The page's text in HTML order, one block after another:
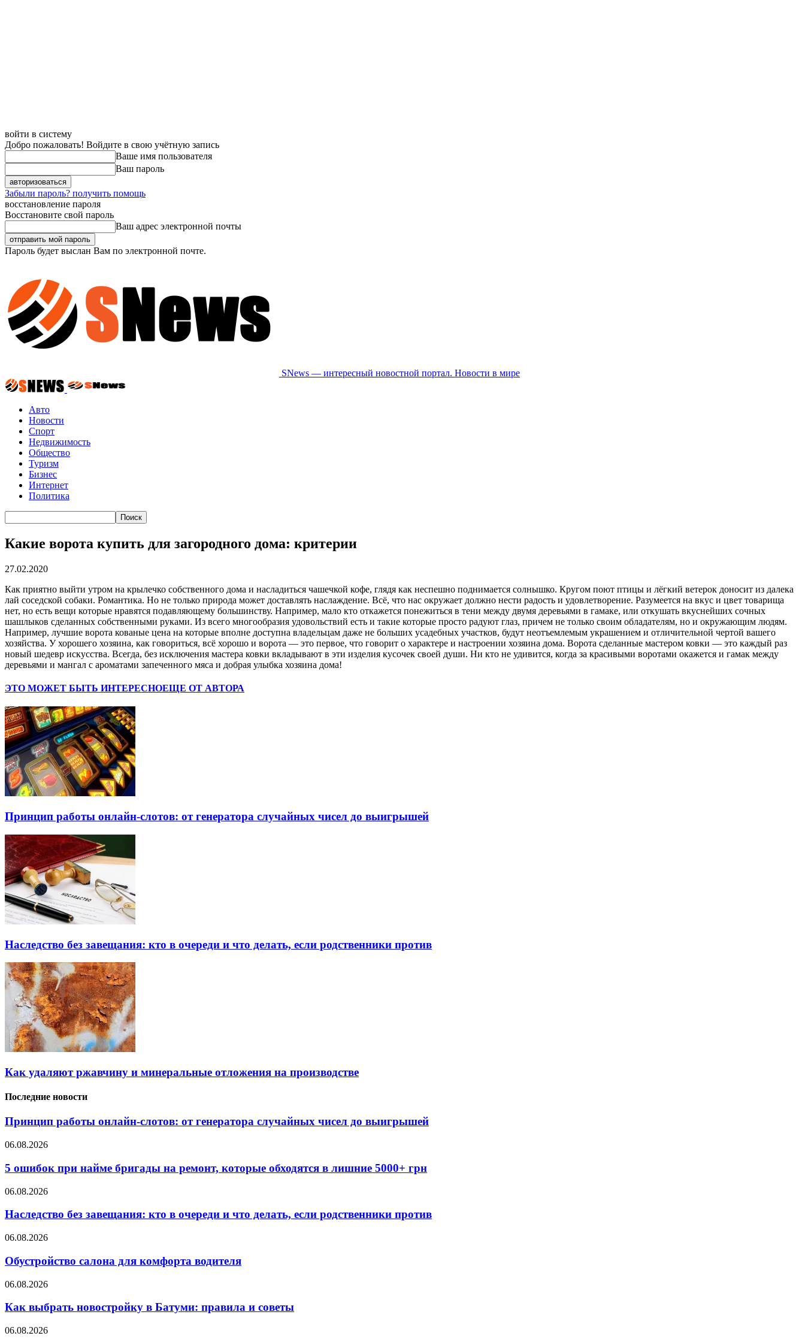
войти в систему
Добро пожаловать! Войдите в свою учётную запись
Ваше имя пользователя
Ваш пароль
Забыли пароль? получить помощь
восстановление пароля
Восстановите свой пароль
Ваш адрес электронной почты
Пароль будет выслан Вам по электронной почте.
SNews — интересный новостной портал. Новости в мире
Авто
Новости
Спорт
Недвижимость
Общество
Туризм
Бизнес
Интернет
Политика
Какие ворота купить для загородного дома: критерии
27.02.2020
Как приятно выйти утром на крылечко собственного дома и насладиться чашечкой кофе, глядя как неспешно поднимается солнышко. Кругом поют птицы и лёгкий ветерок доносит из далека
лай соседской собаки. Романтика. Но не только природа может доставлять наслаждение. Всё, что нас окружает должно нести радость и удовлетворение. Разумеется на вкус и цвет товарища
нет, но есть вещи которые нравятся подавляющему большинству. Например, мало кто откажется понежиться в тени между двумя деревьями в гамаке, или откушать вкуснейших сочных
шашлыков сделанных собственными руками. Из всего многообразия удовольствий есть и такие которые просто радуют глаз, причем не только своим обладателям, но и окружающим людям.
Например, лучшие ворота кованые цена на которые вполне доступна владельцам даже не больших усадебных участков, будут неотъемлемым украшением и отличительной чертой вашего
хозяйства. У хорошего хозяина, как говориться, всё хорошо и ворота — это первое, что говорит о характере и настроении хозяина дома. Ворота сделанные мастером ковки — это каждый раз
новый шедевр искусства. Всегда, без исключения мастера ковки вкладывают в эти изделия кусочек своей души. Ни кто не удивится, когда за красивыми воротами окажется и гамак между
деревьями и мангал с ароматами запеченного мяса и добрая улыбка хозяина дома!
ЭТО МОЖЕТ БЫТЬ ИНТЕРЕСНОЕЩЕ ОТ АВТОРА
Принцип работы онлайн-слотов: от генератора случайных чисел до выигрышей
Наследство без завещания: кто в очереди и что делать, если родственники против
Как удаляют ржавчину и минеральные отложения на производстве
Последние новости
Принцип работы онлайн-слотов: от генератора случайных чисел до выигрышей
06.08.2026
5 ошибок при найме бригады на ремонт, которые обходятся в лишние 5000+ грн
06.08.2026
Наследство без завещания: кто в очереди и что делать, если родственники против
06.08.2026
Обустройство салона для комфорта водителя
06.08.2026
Как выбрать новостройку в Батуми: правила и советы
06.08.2026